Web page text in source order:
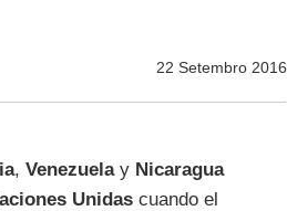
22 Setembro 2016
, Venezuelay Nicaragua
Unidascuando el